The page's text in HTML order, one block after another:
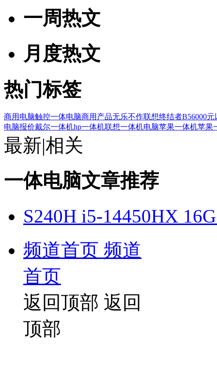
一周热文
月度热文
热门标签
商用电脑触控一体电脑商用产品无乐不作联想终结者B56000元
电脑报价戴尔一体机hp一体机联想一体机电脑苹果一体机苹果
最新|相关
一体电脑文章推荐
S240H i5-14450HX
频道首页 频道
首页
返回顶部 返回
顶部